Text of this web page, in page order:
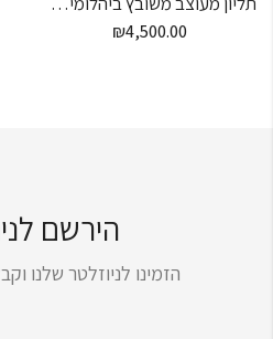
₪4,500.00
הירשם
הזמינו לניוזלטר שלנו